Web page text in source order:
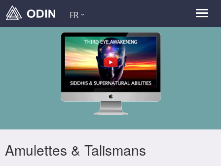
FR
Amulettes & Talismans